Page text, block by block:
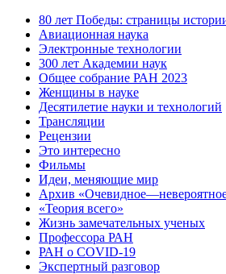
80 лет Победы: страницы
Авиационная наука
Электронные технологии
300 лет Академии наук
Общее собрание РАН 2023
Женщины в науке
Десятилетие науки и технологий
Трансляции
Рецензии
Это интересно
Фильмы
Идеи, меняющие мир
Архив
«Теория всего»
Жизнь замечательных ученых
Профессора РАН
РАН о COVID-19
Экспертный разговор